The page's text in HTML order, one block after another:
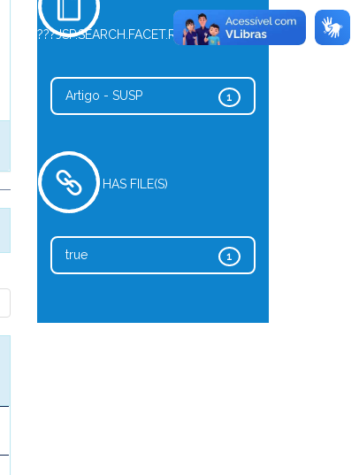
???JSP.SEARCH.FACET.REFINE.TYPE???
1
Artigo - SUSP
HAS FILE(S)
1
true